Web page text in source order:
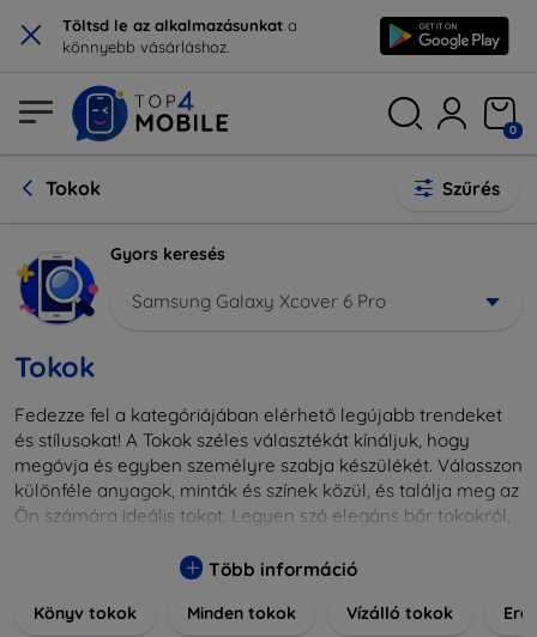
× Töltsd le az alkalmazásunkat a
könnyebb vásárláshoz.
0
Tokok Szűrés
Gyors keresés
Samsung Galaxy Xcover 6 Pro
Tokok
Fedezze fel a kategóriájában elérhető legújabb trendeket
és stílusokat! A Tokok széles választékát kínáljuk, hogy
megóvja és egyben személyre szabja készülékét. Válasszon
különféle anyagok, minták és színek közül, és találja meg az
Ön számára ideális tokot. Legyen szó elegáns bőr tokokról,
nálunk mindenki megtalálja a stílusához leginkább illő
különlegesebbé eszközeit a tökéletes tokkal!
Több információ
Könyv tokok Minden tokok Vízálló tokok